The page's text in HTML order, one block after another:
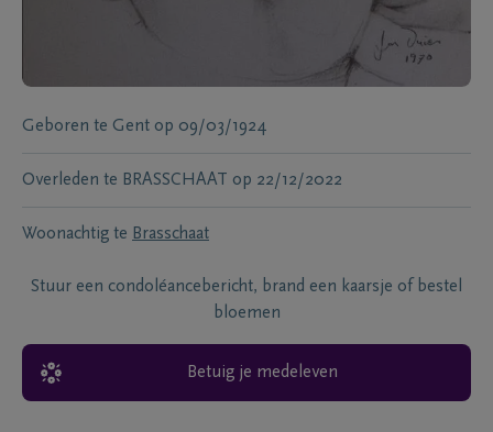
Geboren te Gent op 09/03/1924
Overleden te BRASSCHAAT op 22/12/2022
Woonachtig te Brasschaat
Stuur een condoléancebericht, brand een kaarsje of bestel
bloemen
Betuig je medeleven